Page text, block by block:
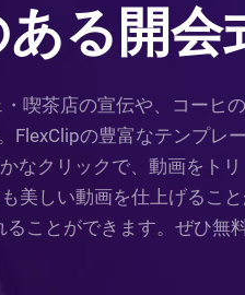
る開会
喫茶店の宣伝や、コーヒ
FlexClipの豊富なテンプ
なクリックで、動画をト
美しい動画を仕上げるこ
ことができます。ぜひ